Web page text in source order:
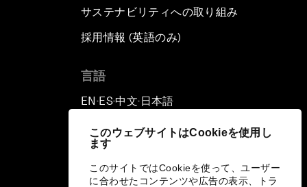
このウェブサイトはCookieを使用し
ます
このサイトではCookieを使って、ユーザー
に合わせたコンテンツや広告の表示、トラ
サステナビリティへの取り組み
採用情報 (英語のみ)
言語
EN ▪ ES▪中文▪ 日本語